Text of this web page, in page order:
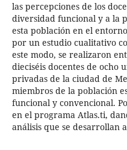
las percepciones de los
diversidad funcional y a la
esta población en el
por un estudio cualitativo
este modo, se realizaron
dieciséis docentes de ocho
privadas de la ciudad de
miembros de la población
funcional y convencional.
en el programa Atlas.ti,
análisis que se desarrollan